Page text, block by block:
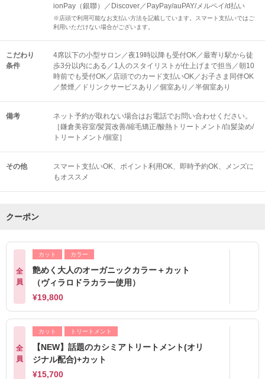
ionPay（銀聯）／Discover／PayPay/auPAY/メルペイ/d払い
※店頭で利用可能なお支払い方法を記載しています。スマート支払いではご
利用いただけない場合がございます。
こだわり
条件
4席以下の小型サロン／夜19時以降も受付OK／最寄り駅から徒
歩3分以内にある／1人のスタイリストが仕上げまで担当／朝10
時前でも受付OK／店頭でのカード支払いOK／お子さま同伴OK
／禁煙／ドリンクサービスあり／個室あり／半個室あり
備考
ネット予約が取れない場合はお電話でお問い合わせください。
［鎌倉美容室/髪質改善/縮毛矯正/酸熱トリートメント/白髪染め/
トリートメント/個室］
その他 スマート支払いOK ポイント利用OK 即時予約OK
メンズに
もオススメ
クーポン
全
員
カット カラー
艶めく大人のオーガニックカラー＋カット
（ヴィラロドラカラー使用）
¥19,800
全
員
カット トリートメント
【NEW】話題のカシミアトリートメント(オリ
ジナル配合)+カット
¥15,700